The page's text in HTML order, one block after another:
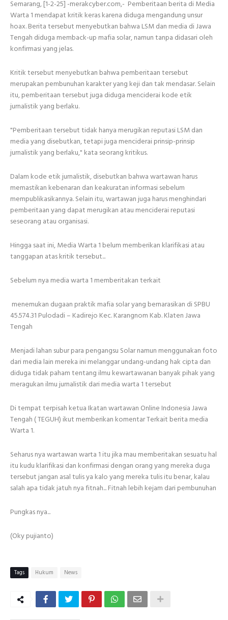
Semarang, [1-2-25] -merakcyber.com,- Pemberitaan berita di Media
Warta 1 mendapat kritik keras karena diduga mengandung unsur
hoax. Berita tersebut menyebutkan bahwa LSM dan media di Jawa
Tengah diduga memback-up mafia solar, namun tanpa didasari oleh
konfirmasi yang jelas.
Kritik tersebut menyebutkan bahwa pemberitaan tersebut
merupakan pembunuhan karakter yang keji dan tak mendasar. Selain
itu, pemberitaan tersebut juga diduga menciderai kode etik
jurnalistik yang berlaku.
"Pemberitaan tersebut tidak hanya merugikan reputasi LSM dan
media yang disebutkan, tetapi juga menciderai prinsip-prinsip
jurnalistik yang berlaku," kata seorang kritikus.
Dalam kode etik jurnalistik, disebutkan bahwa wartawan harus
memastikan kebenaran dan keakuratan informasi sebelum
mempublikasikannya. Selain itu, wartawan juga harus menghindari
pemberitaan yang dapat merugikan atau menciderai reputasi
seseorang atau organisasi.
Hingga saat ini, Media Warta 1 belum memberikan klarifikasi atau
tanggapan atas kritik tersebut...
Sebelum nya media warta 1 memberitakan terkait
menemukan dugaan praktik mafia solar yang bernarasikan di SPBU
45.574.31 Pulodadi – Kadirejo Kec. Karangnom Kab. Klaten Jawa
Tengah
Menjadi lahan subur para pengangsu Solar namun menggunakan foto
dari media lain mereka ini melanggar undang-undang hak cipta dan
diduga tidak paham tentang ilmu kewartawanan banyak pihak yang
meragukan ilmu jurnalistik dari media warta 1 tersebut
Di tempat terpisah ketua Ikatan wartawan Online Indonesia Jawa
Tengah ( TEGUH) ikut memberikan komentar Terkait berita media
Warta 1.
Seharus nya wartawan warta 1 itu jika mau memberitakan sesuatu hal
itu kudu klarifikasi dan konfirmasi dengan orang yang mereka duga
tersebut jangan asal tulis ya kalo yang mereka tulis itu benar, kalau
salah apa tidak jatuh nya fitnah... Fitnah lebih kejam dari pembunuhan
Pungkas nya...
(Oky pujianto)
Tags Hukum News